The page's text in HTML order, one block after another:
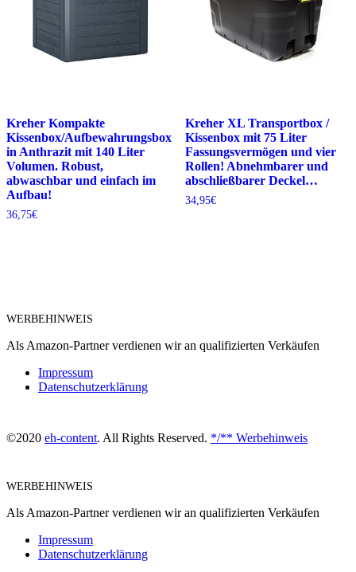
Kreher Kompakte
Kissenbox/Aufbewahrungsbox
in Anthrazit mit 140 Liter
Volumen. Robust,
abwaschbar und einfach im
Aufbau!
36,75€
Kreher XL Transportbox /
Kissenbox mit 75 Liter
Fassungsvermögen und vier
Rollen! Abnehmbarer und
abschließbarer Deckel…
34,95€
WERBEHINWEIS
Als Amazon-Partner verdienen wir an qualifizierten Verkäufen
Impressum
Datenschutzerklärung
©2020 eh-content. All Rights Reserved. */** Werbehinweis
WERBEHINWEIS
Als Amazon-Partner verdienen wir an qualifizierten Verkäufen
Impressum
Datenschutzerklärung